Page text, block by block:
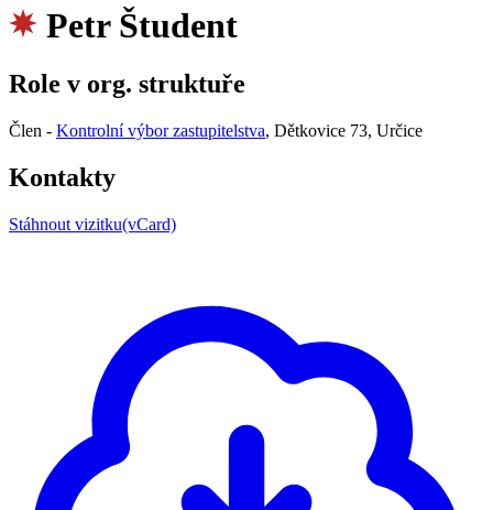
Petr Študent
Role v org. struktuře
Člen - Kontrolní výbor zastupitelstva, Dětkovice 73, Určice
Kontakty
Stáhnout vizitku(vCard)